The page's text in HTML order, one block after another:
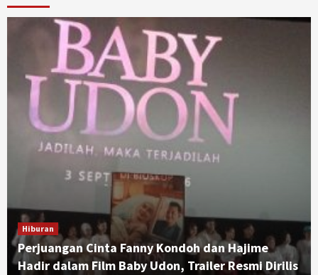
Hiburan
Perjuangan Cinta Fanny Kondoh dan Hajime
Hadir dalam Film Baby Udon, Trailer Resmi Dirilis